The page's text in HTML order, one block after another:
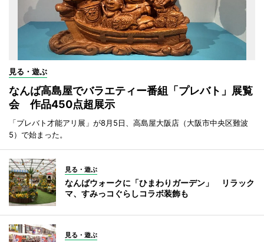
見る・遊ぶ
なんば高島屋でバラエティー番組「プレバト」展覧
会 作品450点超展示
「プレバト才能アリ展」が8月5日、高島屋大阪店（大阪市中央区難波
5）で始まった。
見る・遊ぶ
なんばウォークに「ひまわりガーデン」 リラック
マ、すみっコぐらしコラボ装飾も
見る・遊ぶ